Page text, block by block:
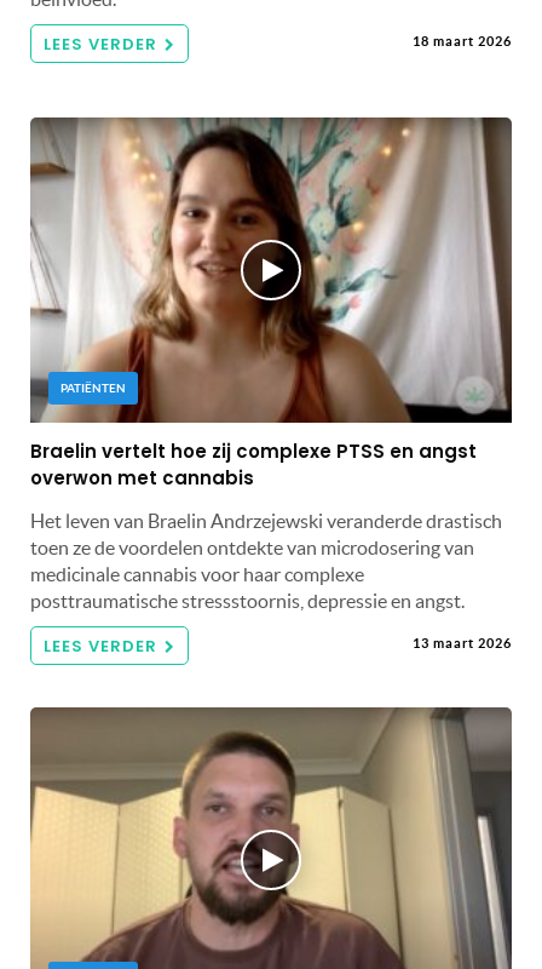
LEES VERDER 18 maart 2026
PATIËNTEN
Braelin vertelt hoe zij complexe PTSS en angst
overwon met cannabis
Het leven van Braelin Andrzejewski veranderde drastisch
toen ze de voordelen ontdekte van microdosering van
medicinale cannabis voor haar complexe
posttraumatische stressstoornis, depressie en angst.
LEES VERDER 13 maart 2026